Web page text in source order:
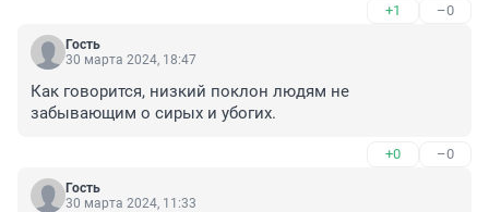
прививаются семейные ценности, дети дома видят
измены, скандалы, нежелание вести быт со стороны
ли из них вырастет психически здоровых людей!
+1 –0
Гость
30 марта 2024, 18:47
Как говорится, низкий поклон людям не
забывающим о сирых и убогих.
+0 –0
Гость
30 марта 2024, 11:33